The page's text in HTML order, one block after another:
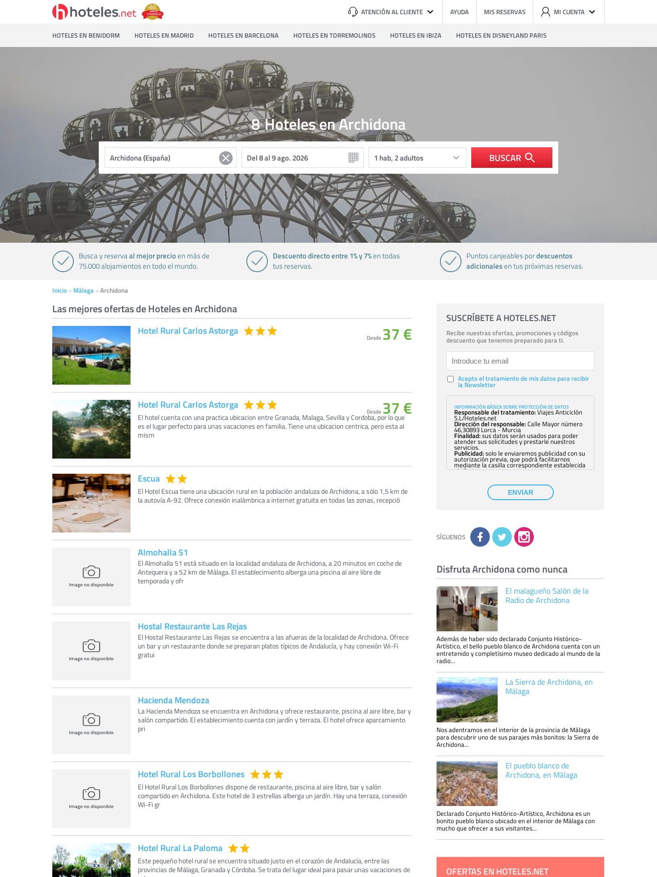
ATENCIÓN AL CLIENTE AYUDA MIS RESERVAS MI CUENTA
HOTELES EN BENIDORM HOTELES EN MADRID HOTELES EN BARCELONA HOTELES EN TORREMOLINOS HOTELES EN IBIZA HOTELES EN DISNEYLAND PARIS
Hoteles en Archidona
8
BUSCAR
Busca y reservaal mejor precioen más de
75.000 alojamientos en todo el mundo.
Descuento directo entre 1% y 7%en todas
tus reservas.
Puntos canjeables pordescuentos
adicionalesen tus próximas reservas.
Inicio Málaga Archidona
Las mejores ofertas de Hoteles en Archidona
Hotel Rural Carlos Astorga
Desde 37 €
Hotel Rural Carlos Astorga
El hotel cuenta con una practica ubicacion entre Granada, Malaga, Sevilla y Cordoba, por lo que
es el lugar perfecto para unas vacaciones en familia. Tiene una ubicacion centrica, pero esta al
mism
Desde 37 €
Escua
El Hotel Escua tiene una ubicación rural en la población andaluza de Archidona, a sólo 1,5 km de
la autovía A-92. Ofrece conexión inalámbrica a internet gratuita en todas las zonas, recepció
Almohalla 51
El Almohalla 51 está situado en la localidad andaluza de Archidona, a 20 minutos en coche de
Antequera y a 52 km de Málaga. El establecimiento alberga una piscina al aire libre de
temporada y ofr
Hostal Restaurante Las Rejas
El Hostal Restaurante Las Rejas se encuentra a las afueras de la localidad de Archidona. Ofrece
un bar y un restaurante donde se preparan platos típicos de Andalucía, y hay conexión Wi-Fi
gratui
Hacienda Mendoza
La Hacienda Mendoza se encuentra en Archidona y ofrece restaurante, piscina al aire libre, bar y
salón compartido. El establecimiento cuenta con jardín y terraza. El hotel ofrece aparcamiento
pri
Hotel Rural Los Borbollones
El Hotel Rural Los Borbollones dispone de restaurante, piscina al aire libre, bar y salón
compartido en Archidona. Este hotel de 3 estrellas alberga un jardín. Hay una terraza, conexión
Wi-Fi gr
Hotel Rural La Paloma
Este pequeño hotel rural se encuentra situado justo en el corazón de Andalucía, entre las
provincias de Málaga, Granada y Córdoba. Se trata del lugar ideal para pasar unas vacaciones de
SUSCRÍBETE A HOTELES.NET
Recibe nuestras ofertas, promociones y códigos
descuento que tenemos preparado para ti.
Acepto el tratamiento de mis datos para recibir
la Newsletter
INFORMACIÓN BÁSICA SOBRE PROTECCIÓN DE DATOS
Responsable del tratamiento:Viajes Anticiclón
S.L/Hoteles.net
Dirección del responsable:Calle Mayor número
46,30893 Lorca - Murcia
Finalidad:sus datos serán usados para poder
atender sus solicitudes y prestarle nuestros
servicios.
Publicidad:solo le enviaremos publicidad con su
autorización previa, que podrá facilitarnos
mediante la casilla correspondiente establecida
al efecto.
con su consentimiento previo, que podrá
facilitarnos mediante la casilla correspondiente
establecida al efecto.
Destinatarios:con carácter general, sólo el
Derechos:tiene derecho a saber qué
información tenemos sobre usted, corregirla y
eliminarla, tal y como se explica en la
información adicional disponible en nuestra
la información adicional y detallada sobre cómo
tratamos sus datos en lapolítica de privacidad
ENVIAR
SÍGUENOS
Disfruta Archidona como nunca
El malagueño Salón de la
Radio de Archidona
Además de haber sido declarado Conjunto Histórico-
Artístico, el bello pueblo blanco de Archidona cuenta con un
entretenido y completísimo museo dedicado al mundo de la
radio...
La Sierra de Archidona, en
Málaga
Nos adentramos en el interior de la provincia de Málaga
para descubrir uno de sus parajes más bonitos: la Sierra de
Archidona...
El pueblo blanco de
Archidona, en Málaga
Declarado Conjunto Histórico-Artístico, Archidona es un
bonito pueblo blanco ubicado en el interior de Málaga con
mucho que ofrecer a sus visitantes...
OFERTAS EN HOTELES.NET